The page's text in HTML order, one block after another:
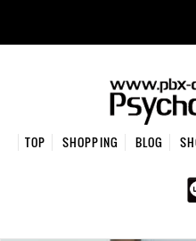
TOP SHOPPING BLOG